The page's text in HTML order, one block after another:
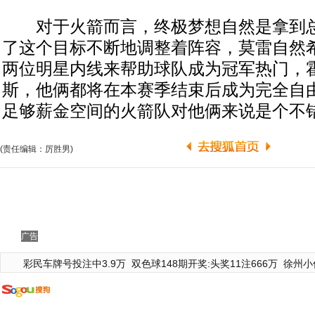
对于火箭而言，终极梦想自然是拿到
了这个目标不断地调整着阵容，莫雷自然
两位明星内线来帮助球队成为冠军热门，
斯，他俩都将在本赛季结束后成为完全自
足够薪金空间的火箭队对他俩来说是个不
(责任编辑：厉胜男)
广告
彩民车牌号投注中3.9万 双色球148期开奖:头奖11注666万 徐州